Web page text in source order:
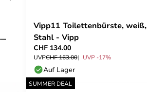
Vipp11 Toilettenbürste, weiß,
Stahl - Vipp
CHF 134.00
UVPCHF 163.00 UVP -17%
Auf Lager
SUMMER DEAL